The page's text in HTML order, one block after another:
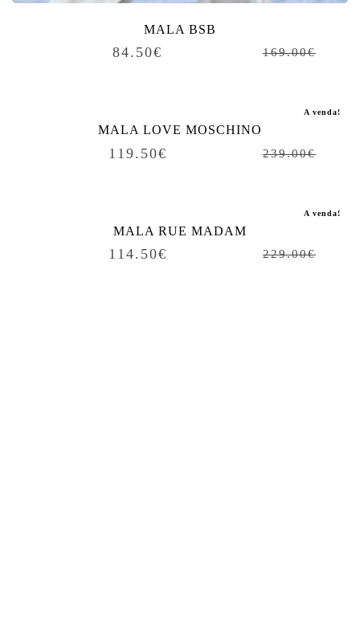
MALA BSB
169.00€
84.50€
A venda!
MALA LOVE MOSCHINO
239.00€
119.50€
A venda!
MALA RUE MADAM
229.00€
114.50€